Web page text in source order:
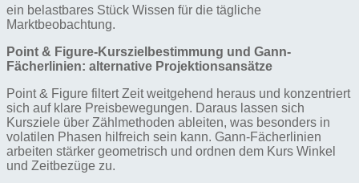
ein belastbares Stück Wissen für die tägliche
Marktbeobachtung.
Point & Figure-Kurszielbestimmung und Gann-
Fächerlinien: alternative Projektionsansätze
Point & Figure filtert Zeit weitgehend heraus und konzentriert
sich auf klare Preisbewegungen. Daraus lassen sich
Kursziele über Zählmethoden ableiten, was besonders in
volatilen Phasen hilfreich sein kann. Gann-Fächerlinien
arbeiten stärker geometrisch und ordnen dem Kurs Winkel
und Zeitbezüge zu.